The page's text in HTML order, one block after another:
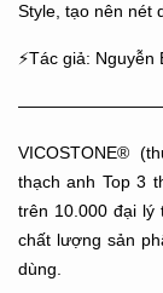
Style, tạo nên nét
⚡Tác giả:
VICOSTONE®
thạch anh Top 3
trên 10.000 đại lý
chất lượng sản
dùng.